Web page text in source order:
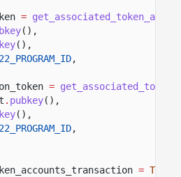
=
(),
(),
,
=
. pubkey(),
(),
,
=